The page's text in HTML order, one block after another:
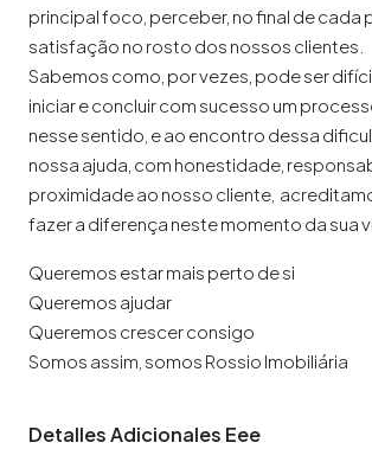
principal foco, perceber, no final de cada
satisfação no rosto dos nossos clientes.
Sabemos como, por vezes, pode ser
iniciar e concluir com sucesso um
nesse sentido, e ao encontro dessa
nossa ajuda, com honestidade,
proximidade ao nosso cliente,
fazer a diferença neste momento da sua
Queremos estar mais perto de si
Queremos ajudar
Queremos crescer consigo
Somos assim, somos Rossio Imobiliária
Detalles Adicionales Eee